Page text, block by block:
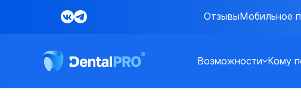
ОтзывыМобильное
Возможности Кому